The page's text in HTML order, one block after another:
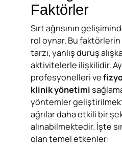
Faktörler
Sırt ağrısının
rol oynar. Bu
tarzı, yanlış duruş
aktivitelerle ilişkilidir.
profesyonelleri ve
klinik yönetimi
yöntemler
ağrılar daha etkili bir
alınabilmektedir. İşte
olan temel etkenler: